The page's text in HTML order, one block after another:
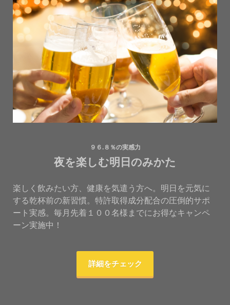
９６.８％の実感力
夜を楽しむ明日のみかた
楽しく飲みたい方、健康を気遣う方へ。明日を元気に
する乾杯前の新習慣。特許取得成分配合の圧倒的サポ
ート実感。毎月先着１００名様までにお得なキャンペ
ーン実施中！
詳細をチェック